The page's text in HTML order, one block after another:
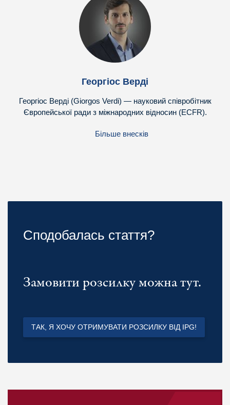
Георгіос Верді
Георгіос Верді (Giorgos Verdi) — науковий співробітник
Європейської ради з міжнародних відносин (ECFR).
Більше внесків
Сподобалась стаття?
Замовити розсилку можна тут.
ТАК, Я ХОЧУ ОТРИМУВАТИ РОЗСИЛКУ ВІД IPG!